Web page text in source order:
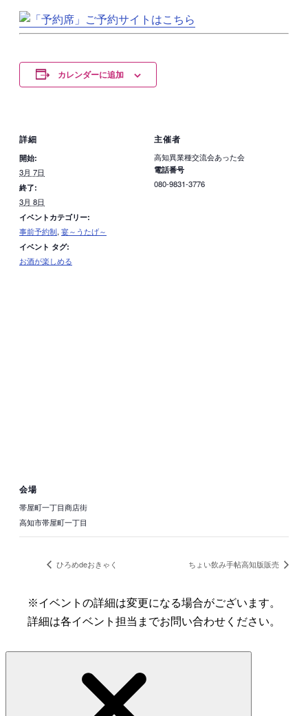
カレンダーに追加
詳細
開始:
3月 7日
終了:
3月 8日
イベントカテゴリー:
事前予約制, 宴～うたげ～
イベント タグ:
お酒が楽しめる
主催者
高知異業種交流会あった会
電話番号
080-9831-3776
会場
帯屋町一丁目商店街
高知市帯屋町一丁目
ひろめdeおきゃく ちょい飲み手帖高知版販売
※イベントの詳細は変更になる場合がございます。
詳細は各イベント担当までお問い合わせください。